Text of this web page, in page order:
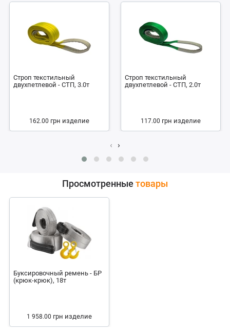
Строп текстильный
двухпетлевой - СТП, 3.0т
162.00 грн изделие
Строп текстильный
двухпетлевой - СТП, 2.0т
117.00 грн изделие
‹ ›
Просмотренные товары
Буксировочный ремень - БР
(крюк-крюк), 18т
1 958.00 грн изделие